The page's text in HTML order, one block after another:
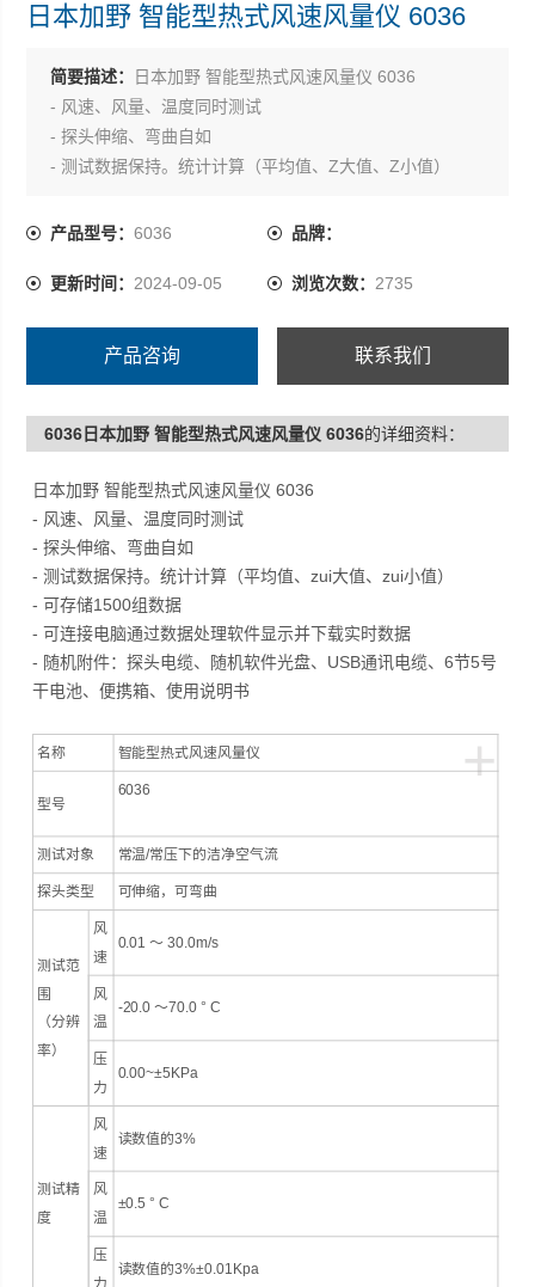
日本加野 智能型热式风速风量仪 6036
简要描述：
日本加野 智能型热式风速风量仪 6036
- 风速、风量、温度同时测试
- 探头伸缩、弯曲自如
- 测试数据保持。统计计算（平均值、Z大值、Z小值）
- 可连接电脑通过数据处理软件显示并下载实时数据
节5号干电池、便携箱、使用说明书
产品型号：6036 品牌：
更新时间： 2024-09-05 浏览次数： 2735
产品咨询 联系我们
6036日本加野 智能型热式风速风量仪 6036的详细资料：
日本加野 智能型热式风速风量仪 6036
- 风速、风量、温度同时测试
- 探头伸缩、弯曲自如
- 测试数据保持。统计计算（平均值、zui大值、zui小值）
- 可存储1500组数据
- 可连接电脑通过数据处理软件显示并下载实时数据
- 随机附件：探头电缆、随机软件光盘、USB通讯电缆、6节5号
干电池、便携箱、使用说明书
+
名称 智能型热式风速风量仪
型号
6036
测试对象 常温/常压下的洁净空气流
探头类型 可伸缩，可弯曲
测试范
围
（分辨
率）
风
速
0.01 ～ 30.0m/s
风
温
-20.0 ～70.0 ° C
压
力
0.00~±5KPa
测试精
度
风
速
读数值的3%
风
温
±0.5 ° C
压
力
读数值的3%±0.01Kpa